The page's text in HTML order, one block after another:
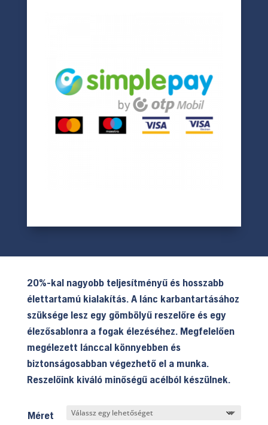
20%-kal nagyobb teljesítményű és hosszabb
élettartamú kialakítás. A lánc karbantartásához
szüksége lesz egy gömbölyű reszelőre és egy
élezősablonra a fogak élezéséhez. Megfelelően
megélezett lánccal könnyebben és
biztonságosabban végezhető el a munka.
Reszelőink kiváló minőségű acélból készülnek.
Méret